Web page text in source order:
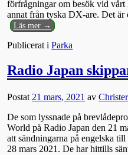
förfrågningar om besök vid vårt
annat från tyska DX-are. Det
Läs mer →
Publicerat i Parka
Radio Japan
Postat 21 mars, 2021 av
De som lyssnade på
World på Radio Japan den 21
att sändningarna på engelska
28 mars 2021. De har hittills